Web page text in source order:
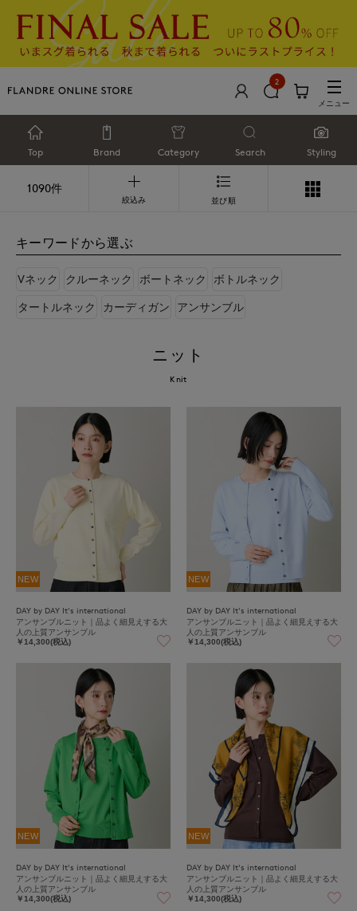
2
メニュー
Top Brand Category Search Styling
1090件
絞込み 並び順
キーワードから選ぶ
Vネック クルーネック ボートネック ボトルネック
タートルネック カーディガン アンサンブル
ニット
Knit
NEW
DAY by DAY It's international
アンサンブルニット｜品よく細見えする大
人の上質アンサンブル
￥14,300(税込)
NEW
DAY by DAY It's international
アンサンブルニット｜品よく細見えする大
人の上質アンサンブル
￥14,300(税込)
NEW
DAY by DAY It's international
アンサンブルニット｜品よく細見えする大
人の上質アンサンブル
￥14,300(税込)
NEW
DAY by DAY It's international
アンサンブルニット｜品よく細見えする大
人の上質アンサンブル
￥14,300(税込)